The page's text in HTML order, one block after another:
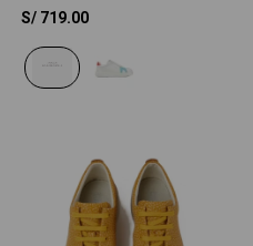
S/ 719.00